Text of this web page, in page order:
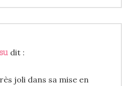
dit :
joli dans sa mise en